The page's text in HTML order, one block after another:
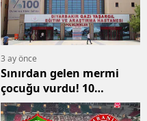
3 ay önce
Sınırdan gelen mermi
çocuğu vurdu! 10
yaşındaki Eren